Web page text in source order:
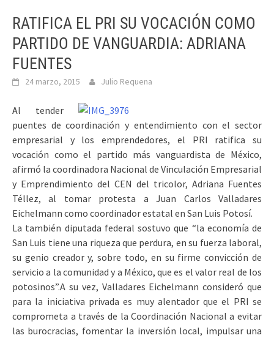
RATIFICA EL PRI SU VOCACIÓN COMO
PARTIDO DE VANGUARDIA: ADRIANA
FUENTES
24 marzo, 2015 Julio Requena
Al tender
puentes de coordinación y entendimiento con el sector
empresarial y los emprendedores, el PRI ratifica su
vocación como el partido más vanguardista de México,
afirmó la coordinadora Nacional de Vinculación Empresarial
y Emprendimiento del CEN del tricolor, Adriana Fuentes
Téllez, al tomar protesta a Juan Carlos Valladares
Eichelmann como coordinador estatal en San Luis Potosí.
La también diputada federal sostuvo que “la economía de
San Luis tiene una riqueza que perdura, en su fuerza laboral,
su genio creador y, sobre todo, en su firme convicción de
servicio a la comunidad y a México, que es el valor real de los
potosinos”.A su vez, Valladares Eichelmann consideró que
para la iniciativa privada es muy alentador que el PRI se
comprometa a través de la Coordinación Nacional a evitar
las burocracias, fomentar la inversión local, impulsar una